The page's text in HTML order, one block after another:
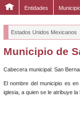
Entidades
Estados Unidos Mexicanos
Municipio de
Cabecera municipal: San
El nombre del municipio es
iglesia, a quien se le atribuye